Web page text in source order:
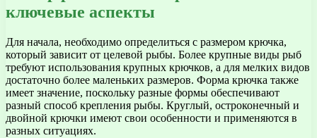
ключевые аспекты
Для начала, необходимо определиться с размером крючка,
который зависит от целевой рыбы. Более крупные виды рыб
требуют использования крупных крючков, а для мелких видов
достаточно более маленьких размеров. Форма крючка также
имеет значение, поскольку разные формы обеспечивают
разный способ крепления рыбы. Круглый, остроконечный и
двойной крючки имеют свои особенности и применяются в
разных ситуациях.